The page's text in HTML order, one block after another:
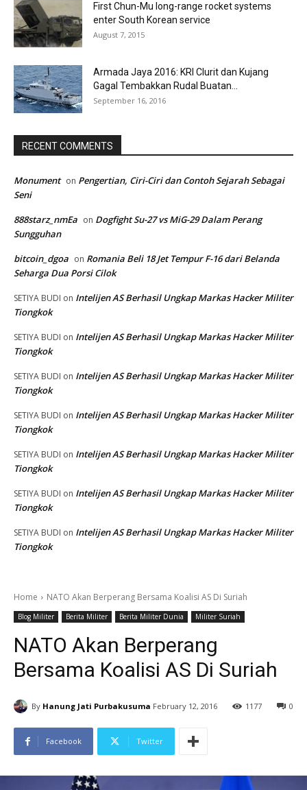
First Chun-Mu long-range rocket systems
enter South Korean service
August 7, 2015
Armada Jaya 2016: KRI Clurit dan Kujang
Gagal Tembakkan Rudal Buatan...
September 16, 2016
RECENT COMMENTS
Monument on Pengertian, Ciri-Ciri dan Contoh Sejarah Sebagai
Seni
888starz_nmEa on Dogfight Su-27 vs MiG-29 Dalam Perang
Sungguhan
bitcoin_dgoa on Romania Beli 18 Jet Tempur F-16 dari Belanda
Seharga Dua Porsi Cilok
SETIYA BUDI on Intelijen AS Berhasil Ungkap Markas Hacker Militer
Tiongkok
SETIYA BUDI on Intelijen AS Berhasil Ungkap Markas Hacker Militer
Tiongkok
SETIYA BUDI on Intelijen AS Berhasil Ungkap Markas Hacker Militer
Tiongkok
SETIYA BUDI on Intelijen AS Berhasil Ungkap Markas Hacker Militer
Tiongkok
SETIYA BUDI on Intelijen AS Berhasil Ungkap Markas Hacker Militer
Tiongkok
SETIYA BUDI on Intelijen AS Berhasil Ungkap Markas Hacker Militer
Tiongkok
SETIYA BUDI on Intelijen AS Berhasil Ungkap Markas Hacker Militer
Tiongkok